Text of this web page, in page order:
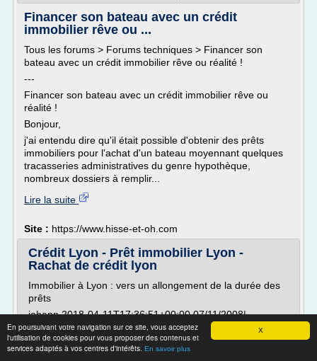
X
En poursuivant votre navigation sur ce site, vous acceptez
l'utilisation de cookies pour vous proposer des contenus et
services adaptés à vos centres d'intérêts. En savoir plus
Financer son bateau avec un crédit
immobilier rêve ou ...
Tous les forums > Forums techniques > Financer son
bateau avec un crédit immobilier rêve ou réalité !
---
Financer son bateau avec un crédit immobilier rêve ou
réalité !
Bonjour,
j'ai entendu dire qu'il était possible d'obtenir des prêts
immobiliers pour l'achat d'un bateau moyennant quelques
tracasseries administratives du genre hypothèque,
nombreux dossiers à remplir...
Lire la suite
Site : https://www.hisse-et-oh.com
Crédit Lyon - Prêt immobilier Lyon -
Rachat de crédit lyon
Immobilier à Lyon : vers un allongement de la durée des
prêts
johann 2018-04-11T17:36:51+00:00 07/11/2008|
Sur le marché des prêts bancaires apparaissent
des produits de durée de plus en plus longue. Le 30 ans